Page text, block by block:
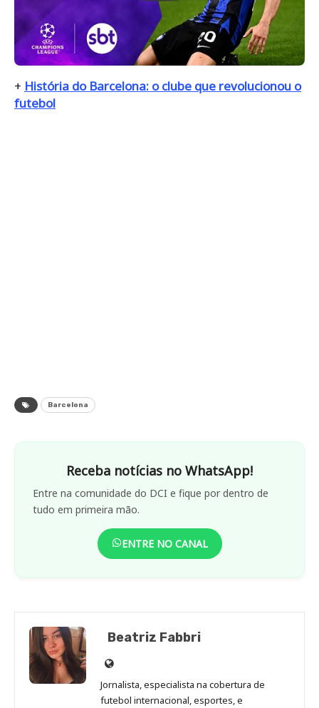
+ História do Barcelona: o clube que revolucionou o
futebol
Barcelona
Receba notícias no WhatsApp!
Entre na comunidade do DCI e fique por dentro de
tudo em primeira mão.
ENTRE NO CANAL
Beatriz Fabbri
Site
de
Beatriz
Jornalista, especialista na cobertura de
futebol internacional, esportes, e